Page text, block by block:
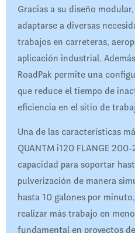
Gracias a su diseño
adaptarse a diversas
trabajos en carreteras,
aplicación industrial.
RoadPak permite una
que reduce el tiempo de
eficiencia en el sitio de
Una de las características
QUANTM i120 FLANGE
capacidad para soportar
pulverización de manera
hasta 10 galones por
realizar más trabajo en
fundamental en proyectos